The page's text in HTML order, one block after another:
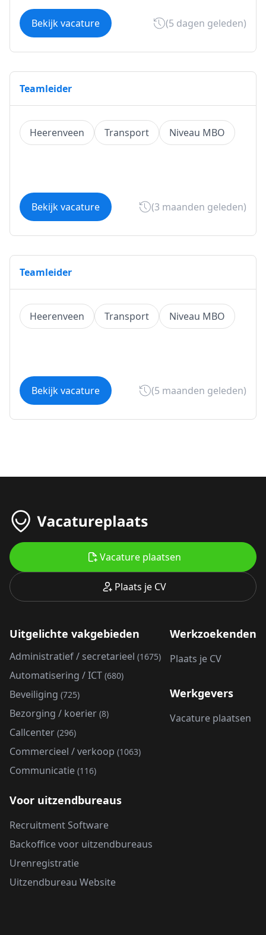
Bekijk vacature (5 dagen geleden)
Teamleider
Heerenveen Transport Niveau MBO
Bekijk vacature (3 maanden geleden)
Teamleider
Heerenveen Transport Niveau MBO
Bekijk vacature (5 maanden geleden)
Plaats je CV
Vacature plaatsen
Uitgelichte vakgebieden
Administratief / secretarieel (1675)
Automatisering / ICT (680)
Beveiliging (725)
Bezorging / koerier (8)
Callcenter (296)
Commercieel / verkoop (1063)
Communicatie (116)
Werkzoekenden
Plaats je CV
Werkgevers
Vacature plaatsen
Voor uitzendbureaus
Recruitment Software
Backoffice voor uitzendbureaus
Urenregistratie
Uitzendbureau Website